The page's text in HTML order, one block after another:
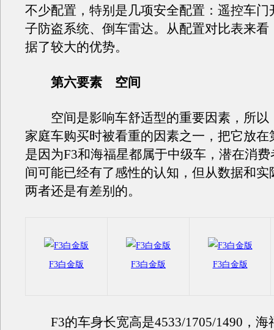
不少配置，特别是几项安全配置：遥控车门
子防盗系统、倒车雷达。从配置对比表来看
据了较大的优势。
第六要素 空间
空间是影响车舒适型的重要因素，所以
家庭车购买时被看重的因素之一，把它放在
是因为F3和海福星都属于中级车，潜在消
间可能已经有了感性的认知，但从数据和实
两者还是有差别的。
F3白金版 F3白金版 F3白金版
F3的车身长宽高是4533/1705/1490，海